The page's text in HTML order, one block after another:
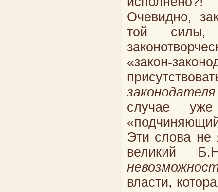
Очевидно,
той силы,
«закон-
законодателя
случае
Эти слова не
великий
власти,